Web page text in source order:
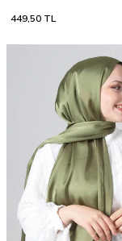
449,50 TL